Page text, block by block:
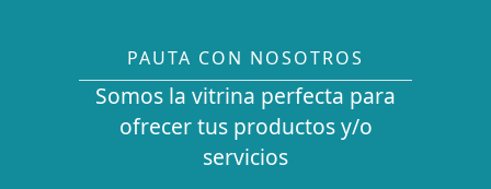
PAUTA CON NOSOTROS
Somos la vitrina perfecta para
ofrecer tus productos y/o
servicios